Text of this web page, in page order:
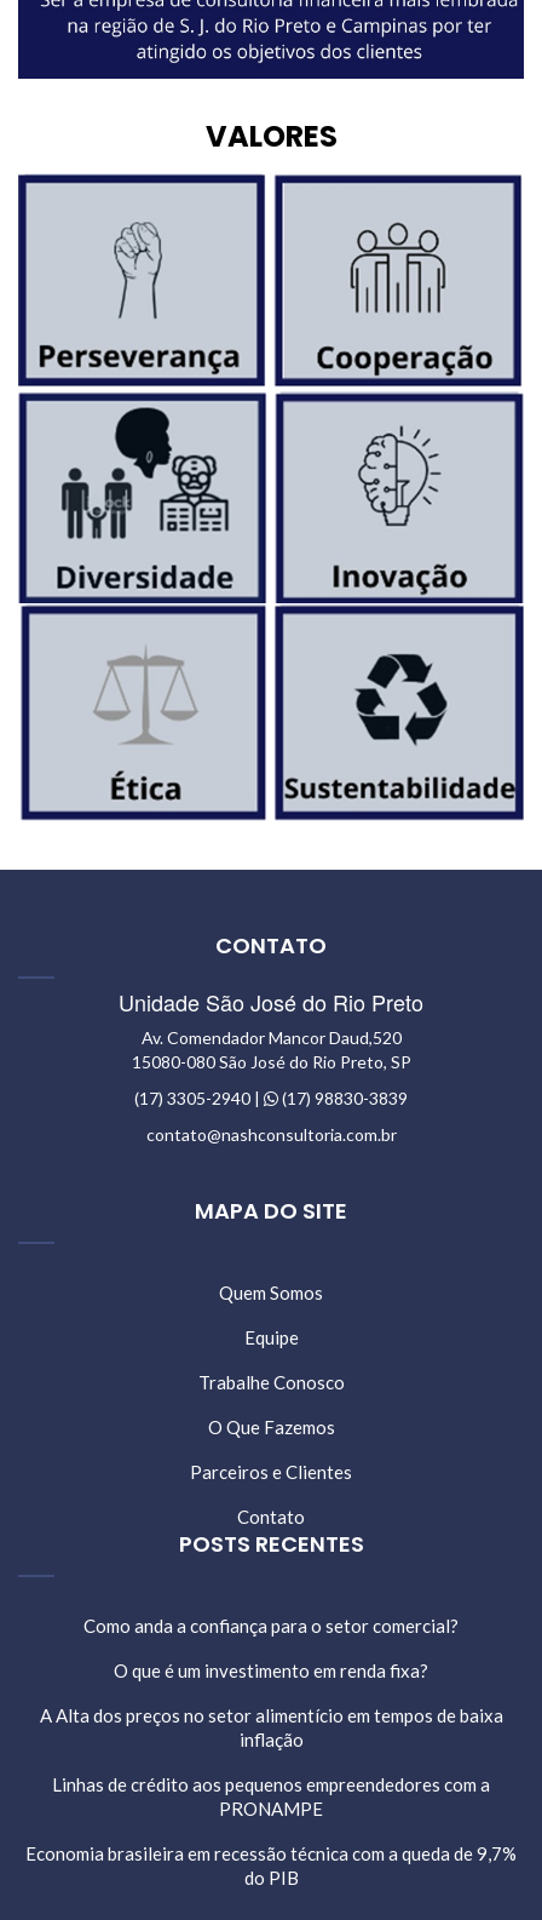
VALORES
CONTATO
Unidade São José do Rio Preto
Av. Comendador Mancor Daud,520
15080-080 São José do Rio Preto, SP
(17) 3305-2940 |
(17) 98830-3839
contato@nashconsultoria.com.br
MAPA DO SITE
Quem Somos
Equipe
Trabalhe Conosco
O Que Fazemos
Parceiros e Clientes
Contato
POSTS RECENTES
Como anda a confiança para o setor comercial?
O que é um investimento em renda fixa?
A Alta dos preços no setor alimentício em tempos de baixa
inflação
Linhas de crédito aos pequenos empreendedores com a
PRONAMPE
Economia brasileira em recessão técnica com a queda de 9,7%
do PIB